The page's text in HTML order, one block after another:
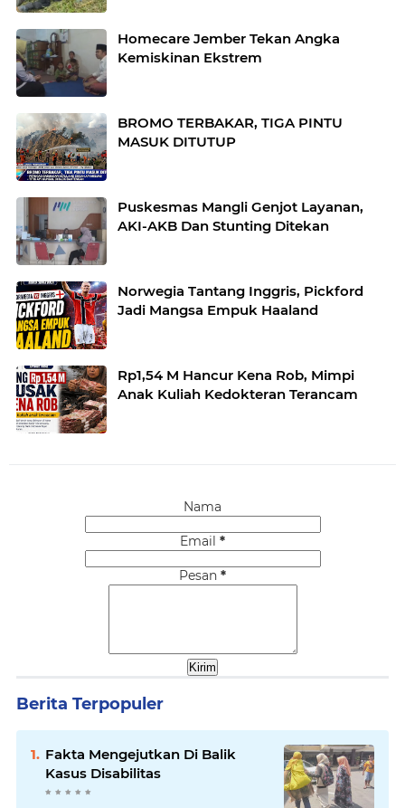
Homecare Jember Tekan Angka
Kemiskinan Ekstrem
BROMO TERBAKAR, TIGA PINTU
MASUK DITUTUP
Puskesmas Mangli Genjot Layanan,
AKI-AKB Dan Stunting Ditekan
Norwegia Tantang Inggris, Pickford
Jadi Mangsa Empuk Haaland
Rp1,54 M Hancur Kena Rob, Mimpi
Anak Kuliah Kedokteran Terancam
Nama
Email *
Pesan *
Berita Terpopuler
Fakta Mengejutkan Di Balik
Kasus Disabilitas